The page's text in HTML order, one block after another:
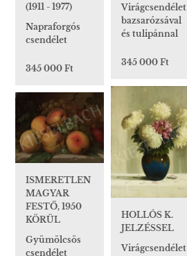
Virágcsendélet
bazsarózsával
és tulipánnal
345 000 Ft
(1911 - 1977)
Napraforgós
csendélet
345 000 Ft
HOLLÓS K.
JELZÉSSEL
Virágcsendélet
ISMERETLEN
MAGYAR
FESTŐ, 1950
KÖRÜL
Gyümölcsös
csendélet